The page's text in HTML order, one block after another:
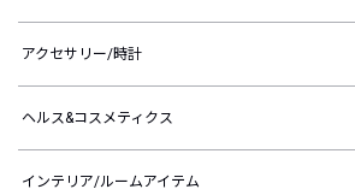
アクセサリー/時計
ヘルス&コスメティクス
インテリア/ルームアイテム